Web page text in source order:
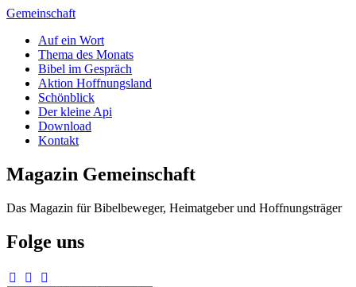
Zum
springen
Gemeinschaft
Auf ein Wort
Thema des Monats
Bibel im Gespräch
Aktion Hoffnungsland
Schönblick
Der kleine Api
Download
Kontakt
Magazin Gemeinschaft
Das Magazin für Bibelbeweger, Heimatgeber und Hoffnungsträger
Folge uns